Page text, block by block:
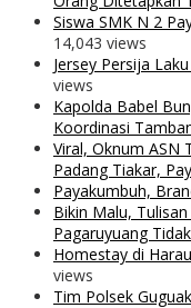
Siswa SMK N 2
14,043 views
Jersey Persija
views
Kapolda Babel
Koordinasi
Viral, Oknum ASN
Padang Tiakar,
Payakumbuh,
Bikin Malu,
Pagaruyuang
Homestay di
views
Tim Polsek